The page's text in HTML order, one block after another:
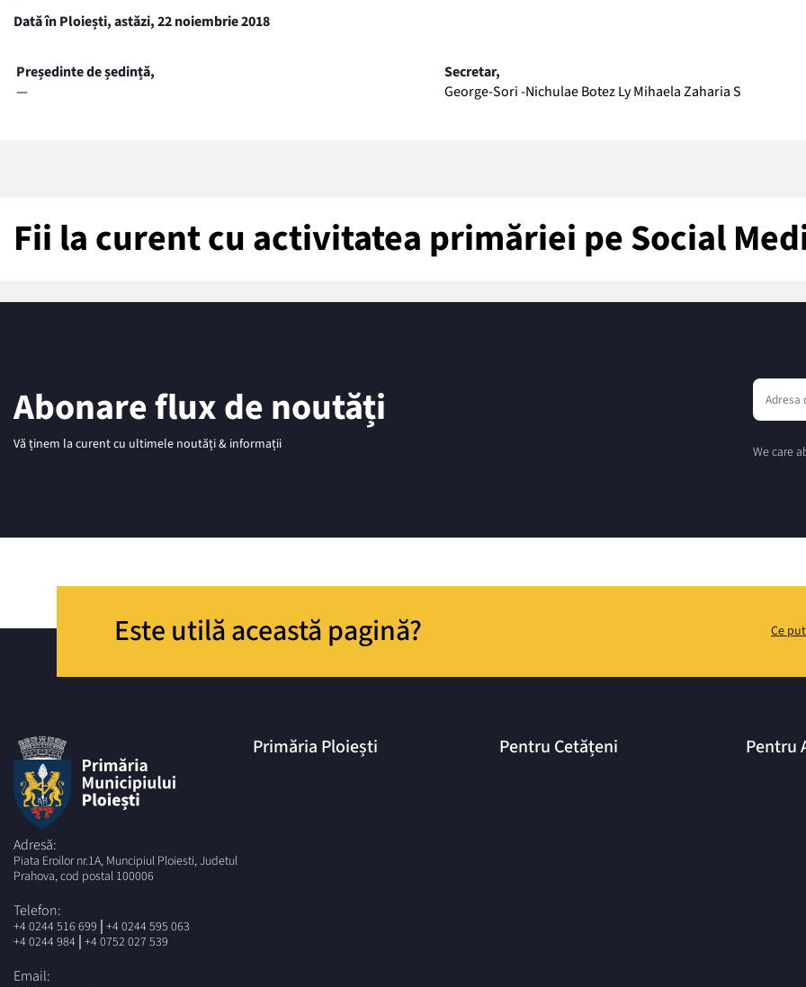
Dată în Ploiești, astăzi, 22 noiembrie 2018
Președinte de ședință,
—
Secretar,
George-Sori -Nichulae Botez Ly Mihaela Zaharia S
Fii la curent cu activitatea primăriei pe Social
Abonare flux de noutăți
Vă ținem la curent cu ultimele noutăți & informații We care
Este utilă această pagină? Ce
Adresă:
Piata Eroilor nr.1A, Muncipiul Ploiesti, Judetul
Prahova, cod postal 100006
Telefon:
+4 0244 516 699 | +4 0244 595 063
+4 0244 984 | +4 0752 027 539
Email:
Primăria Ploiești Pentru Cetățeni Pentru